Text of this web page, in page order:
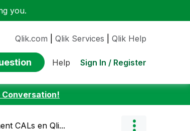
you.
Qlik.com Qlik Services Qlik Help
Help Sign In / Register
Conversation!
CALs en Qli...